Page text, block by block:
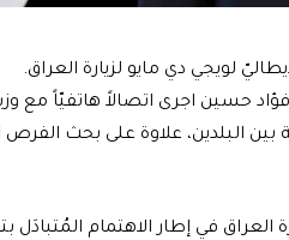
لويجي دي مايو لزيارة العراق.
حسين اجرى اتصالاً هاتفيّاً مع
البلدين، علاوة على بحث الفرص
العراق في إطار الاهتمام